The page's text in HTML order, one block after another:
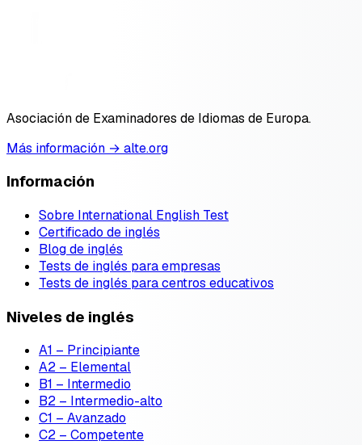
Asociación de Examinadores de Idiomas de Europa.
Más información → alte.org
Información
Sobre International English Test
Certificado de inglés
Blog de inglés
Tests de inglés para empresas
Tests de inglés para centros educativos
Niveles de inglés
A1 – Principiante
A2 – Elemental
B1 – Intermedio
B2 – Intermedio-alto
C1 – Avanzado
C2 – Competente